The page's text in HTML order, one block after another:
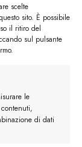
scelte
sito. È possibile
il ritiro del
sul pulsante
le
di dati